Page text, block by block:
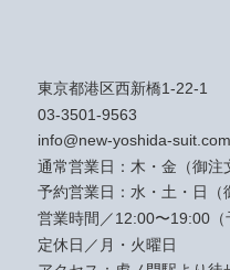
東京都港区西新橋1-22-1
03-3501-9563
info@new-yoshida-suit.com
通常営業日：木・金（御注
予約営業日：水・土・日（
営業時間／12:00〜19:00（
定休日／月・火曜日